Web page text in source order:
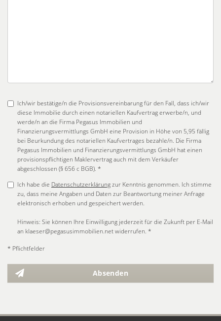
Ich/wir bestätige/n die Provisionsvereinbarung für den Fall, dass ich/wir
diese Immobilie durch einen notariellen Kaufvertrag erwerbe/n, und
werde/n an die Firma Pegasus Immobilien und
Finanzierungsvermittlungs GmbH eine Provision in Höhe von 5,95 fällig
bei Beurkundung des notariellen Kaufvertrages bezahle/n. Die Firma
Pegasus Immobilien und Finanzierungsvermittlungs GmbH hat einen
provisionspflichtigen Maklervertrag auch mit dem Verkäufer
abgeschlossen (§ 656 c BGB). *
Ich habe die Datenschutzerklärungzur Kenntnis genommen. Ich stimme
zu, dass meine Angaben und Daten zur Beantwortung meiner Anfrage
elektronisch erhoben und gespeichert werden.
Hinweis: Sie können Ihre Einwilligung jederzeit für die Zukunft per E-Mail
an klaeser@pegasusimmobilien.net widerrufen. *
* Pflichtfelder
Absenden